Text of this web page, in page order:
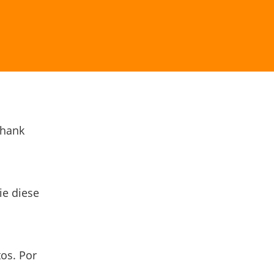
diese
Por